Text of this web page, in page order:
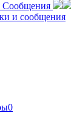
Сообщения
и сообщения
0